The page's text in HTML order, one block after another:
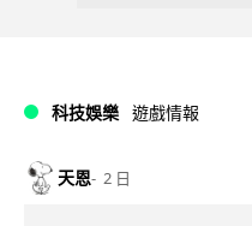
科技娛樂 遊戲情報
天恩 2 日